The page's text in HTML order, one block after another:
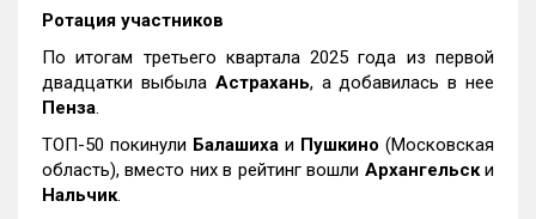
Ротация участников
По итогам третьего квартала 2025 года из первой
двадцатки выбыла Астрахань, а добавилась в нее
Пенза.
ТОП-50 покинули Балашиха и Пушкино (Московская
область), вместо них в рейтинг вошли Архангельски
Нальчик.